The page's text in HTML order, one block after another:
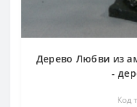
Дерево Любви из
-
Код